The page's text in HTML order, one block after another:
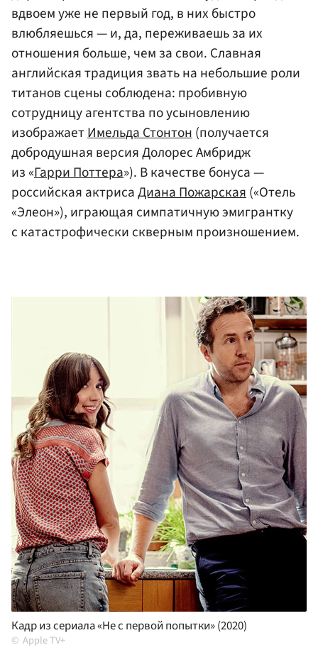
вдвоем уже не первый год, в них быстро
влюбляешься — и, да, переживаешь за их
отношения больше, чем за свои. Славная
английская традиция звать на небольшие роли
титанов сцены соблюдена: пробивную
сотрудницу агентства по усыновлению
изображаетИмельда Стонтон(получается
добродушная версия Долорес Амбридж
из «Гарри Поттера»). В качестве бонуса —
российская актрисаДиана Пожарская(«Отель
«Элеон»), играющая симпатичную эмигрантку
с катастрофически скверным произношением.
Кадр из сериала «Не с первой попытки» (2020)
Apple TV+